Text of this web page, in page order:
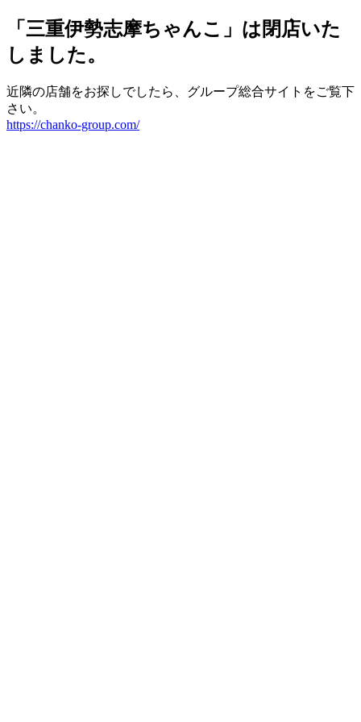
「三重伊勢志摩ちゃんこ」は閉店いた
しました。
近隣の店舗をお探しでしたら、グループ総合サイトをご覧下
さい。
https://chanko-group.com/